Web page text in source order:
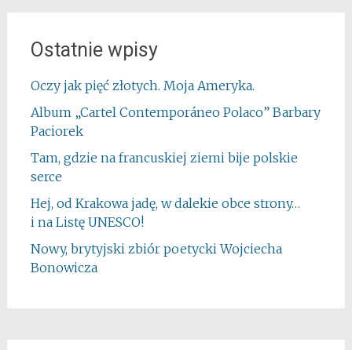
Ostatnie wpisy
Oczy jak pięć złotych. Moja Ameryka.
Album „Cartel Contemporáneo Polaco” Barbary
Paciorek
Tam, gdzie na francuskiej ziemi bije polskie
serce
Hej, od Krakowa jadę, w dalekie obce strony…
i na Listę UNESCO!
Nowy, brytyjski zbiór poetycki Wojciecha
Bonowicza